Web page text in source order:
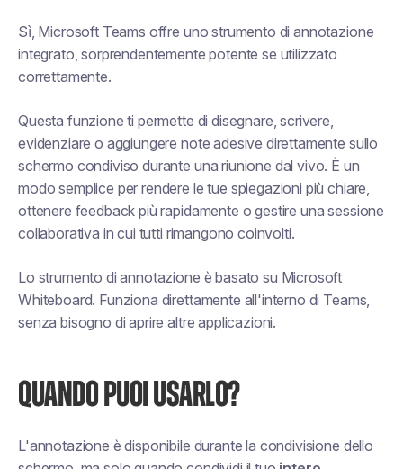
Sì, Microsoft Teams offre uno strumento di annotazione
integrato, sorprendentemente potente se utilizzato
correttamente.
Questa funzione ti permette di disegnare, scrivere,
evidenziare o aggiungere note adesive direttamente sullo
schermo condiviso durante una riunione dal vivo. È un
modo semplice per rendere le tue spiegazioni più chiare,
ottenere feedback più rapidamente o gestire una sessione
collaborativa in cui tutti rimangono coinvolti.
Lo strumento di annotazione è basato su Microsoft
Whiteboard. Funziona direttamente all'interno di Teams,
senza bisogno di aprire altre applicazioni.
QUANDO PUOI USARLO?
L'annotazione è disponibile durante la condivisione dello